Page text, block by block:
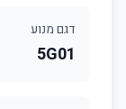
דגם מנוע
5G01